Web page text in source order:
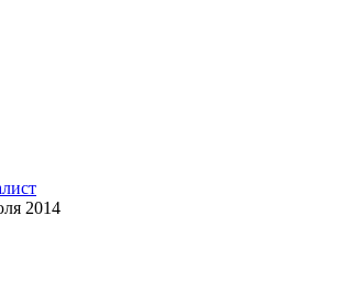
2014